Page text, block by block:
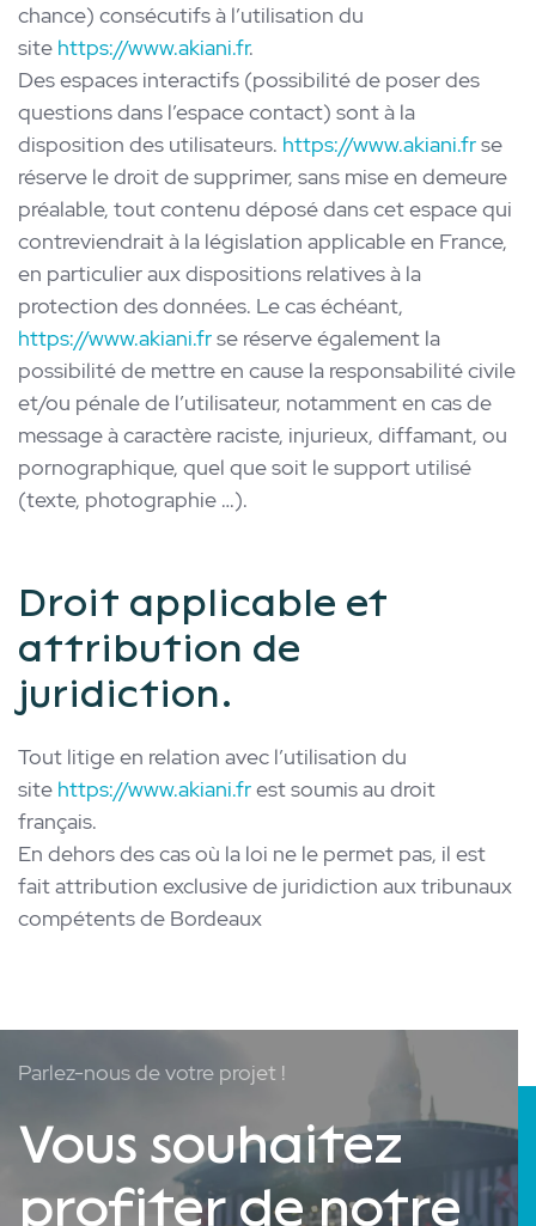
chance) consécutifs à l’utilisation du
site https://www.akiani.fr.
Des espaces interactifs (possibilité de poser des
questions dans l’espace contact) sont à la
disposition des utilisateurs. https://www.akiani.frse
réserve le droit de supprimer, sans mise en demeure
préalable, tout contenu déposé dans cet espace qui
contreviendrait à la législation applicable en France,
en particulier aux dispositions relatives à la
protection des données. Le cas échéant,
https://www.akiani.frse réserve également la
possibilité de mettre en cause la responsabilité civile
et/ou pénale de l’utilisateur, notamment en cas de
message à caractère raciste, injurieux, diffamant, ou
pornographique, quel que soit le support utilisé
(texte, photographie …).
Droit applicable et
attribution de
juridiction.
Tout litige en relation avec l’utilisation du
site https://www.akiani.frest soumis au droit
français.
En dehors des cas où la loi ne le permet pas, il est
fait attribution exclusive de juridiction aux tribunaux
compétents de Bordeaux
Parlez-nous de votre projet !
Vous souhaitez
profiter de notre